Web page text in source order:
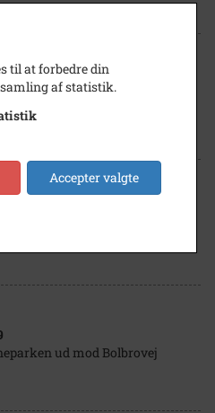
under opførelse. 1965
ud mod Bolbrovej
til at forbedre din
af statistik.
Accepter valgte